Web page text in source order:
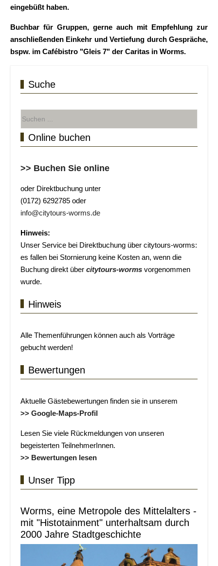
eingebüßt haben.
Buchbar für Gruppen, gerne auch mit Empfehlung zur
anschließenden Einkehr und Vertiefung durch Gespräche,
bspw. im Cafébistro "Gleis 7" der Caritas in Worms.
Suche
Online buchen
>> Buchen Sie online
oder Direktbuchung unter
(0172) 6292785 oder
info@citytours-worms.de
Hinweis:
Unser Service bei Direktbuchung über citytours-worms:
es fallen bei Stornierung keine Kosten an, wenn die
Buchung direkt über citytours-wormsvorgenommen
wurde.
Hinweis
Alle Themenführungen können auch als Vorträge
gebucht werden!
Bewertungen
Aktuelle Gästebewertungen finden sie in unserem
>> Google-Maps-Profil
Lesen Sie viele Rückmeldungen von unseren
begeisterten TeilnehmerInnen.
>> Bewertungen lesen
Unser Tipp
Worms, eine Metropole des Mittelalters -
mit "Histotainment" unterhaltsam durch
2000 Jahre Stadtgeschichte